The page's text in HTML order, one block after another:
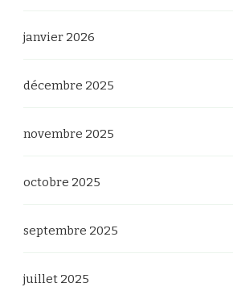
janvier 2026
décembre 2025
novembre 2025
octobre 2025
septembre 2025
juillet 2025